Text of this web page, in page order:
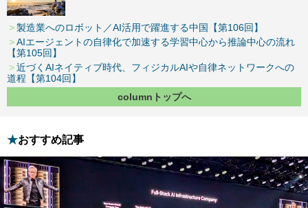
製造業へのロボット／AI活用で躍進する中国【第106回】
AIエージェントの自律化で加速する学習中心から推論中心の流れ
【第105回】
近づくAIネイティブ時代、フィジカルAIや自律ネットワークへの
道程【第104回】
columnトップへ
おすすめ記事